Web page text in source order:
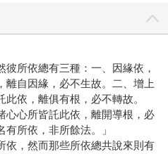
所依總有三種：一、因緣依，
離自因緣，必不生故。二、增上
依，離俱有根，必不轉故。
心心所皆託此依，離開導根，必
所依，非所餘法。」
依，然而那些所依總共說來則有